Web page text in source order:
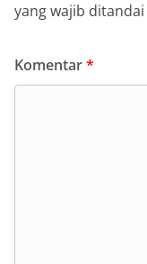
yang wajib ditandai
Komentar*